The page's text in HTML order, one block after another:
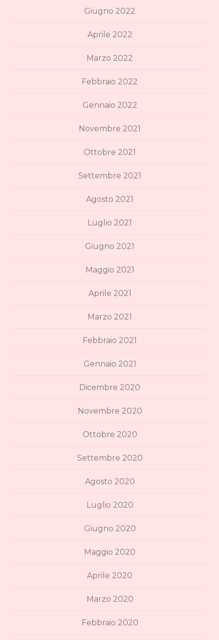
Giugno 2022
Aprile 2022
Marzo 2022
Febbraio 2022
Gennaio 2022
Novembre 2021
Ottobre 2021
Settembre 2021
Agosto 2021
Luglio 2021
Giugno 2021
Maggio 2021
Aprile 2021
Marzo 2021
Febbraio 2021
Gennaio 2021
Dicembre 2020
Novembre 2020
Ottobre 2020
Settembre 2020
Agosto 2020
Luglio 2020
Giugno 2020
Maggio 2020
Aprile 2020
Marzo 2020
Febbraio 2020